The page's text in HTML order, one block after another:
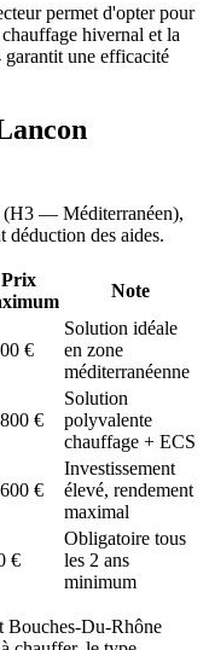
permet d'opter pour
hivernal et la
une efficacité
(H3 — Méditerranéen),
des aides.
Prix
Note
€
Solution idéale
en zone
méditerranéenne
€
Solution
polyvalente
chauffage + ECS
€
Investissement
élevé, rendement
maximal
€
Obligatoire tous
les 2 ans
minimum
Bouches-Du-Rhône